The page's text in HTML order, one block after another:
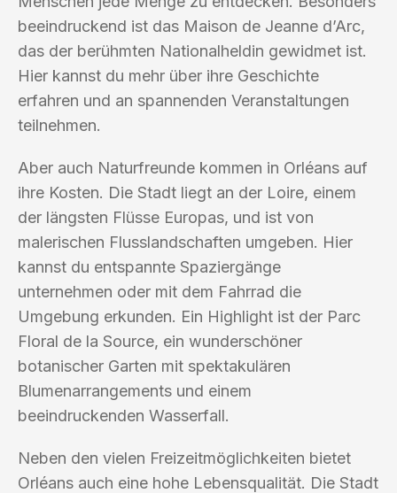
beeindruckend ist das Maison de Jeanne d’Arc,
das der berühmten Nationalheldin gewidmet ist.
Hier kannst du mehr über ihre Geschichte
erfahren und an spannenden Veranstaltungen
teilnehmen.
Aber auch Naturfreunde kommen in Orléans auf
ihre Kosten. Die Stadt liegt an der Loire, einem
der längsten Flüsse Europas, und ist von
malerischen Flusslandschaften umgeben. Hier
kannst du entspannte Spaziergänge
unternehmen oder mit dem Fahrrad die
Umgebung erkunden. Ein Highlight ist der Parc
Floral de la Source, ein wunderschöner
botanischer Garten mit spektakulären
Blumenarrangements und einem
beeindruckenden Wasserfall.
Neben den vielen Freizeitmöglichkeiten bietet
Orléans auch eine hohe Lebensqualität. Die Stadt